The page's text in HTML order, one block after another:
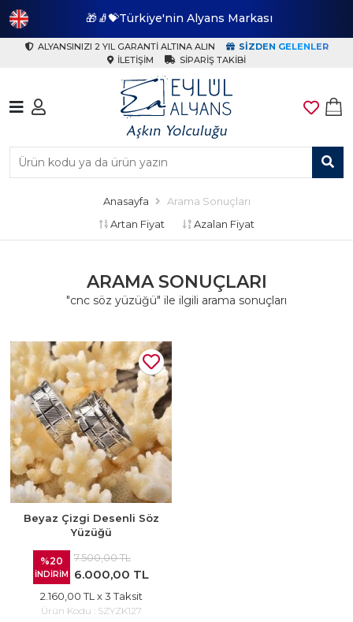
🎁🧦💝Türkiye'nin Alyans Markası
ALYANSINIZI 2 YIL GARANTI ALTINA ALIN
SIZDEN GELENLER
İLETIŞIM
SIPARIŞ TAKIBI
Anasayfa
Arama Sonuçları
Artan Fiyat
Azalan Fiyat
ARAMA SONUÇLARI
"cnc söz yüzüğü" ile ilgili arama sonuçları
Beyaz Çizgi Desenli Söz
Yüzüğü
%20
İNDİRİM
7.500,00 TL
6.000,00 TL
2.160,00 TL x 3 Taksit
Ürün Kodu : SZYZK127